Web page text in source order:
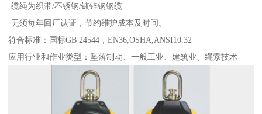
·缆绳为织带/不锈钢/镀锌钢钢缆
·无须每年回厂认证，节约维护成本及时间。
符合标准：国标GB 24544，EN36,OSHA,ANSI10.32
应用行业和作业类型：坠落制动、一般工业、建筑业、绳索技术